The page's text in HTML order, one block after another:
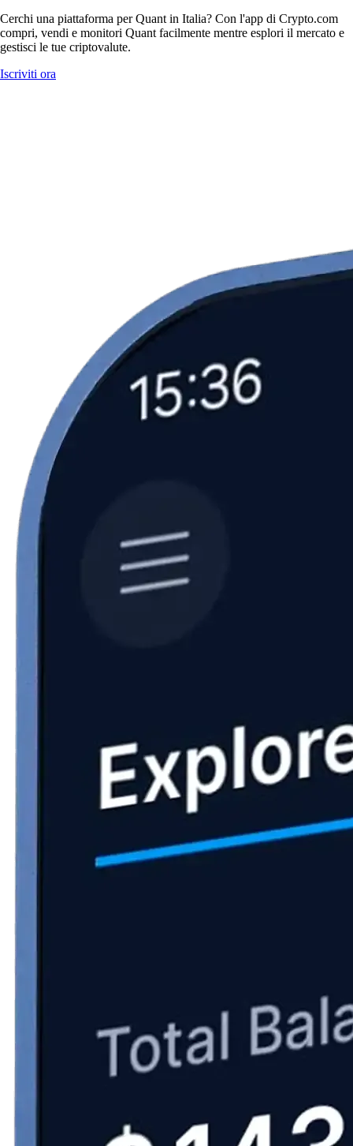
Cerchi una piattaforma per Quant in Italia? Con l'app di Crypto.com
compri, vendi e monitori Quant facilmente mentre esplori il mercato e
gestisci le tue criptovalute.
Iscriviti ora